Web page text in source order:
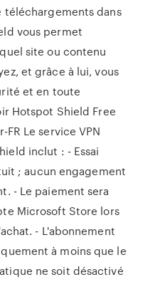
téléchargements dans
vous permet
site ou contenu
et grâce à lui, vous
et en toute
Hotspot Shield Free
Le service VPN
inclut : - Essai
; aucun engagement
- Le paiement sera
Microsoft Store lors
- L'abonnement
à moins que le
ne soit désactivé